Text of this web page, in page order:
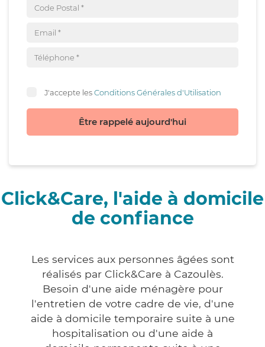
J'accepte lesConditions Générales d'Utilisation
Être rappelé aujourd'hui
Click&Care, l'aide à domicile
de confiance
Les services aux personnes âgées sont
réalisés par Click&Care à Cazoulès.
Besoin d'une aide ménagère pour
l'entretien de votre cadre de vie, d'une
aide à domicile temporaire suite à une
hospitalisation ou d'une aide à